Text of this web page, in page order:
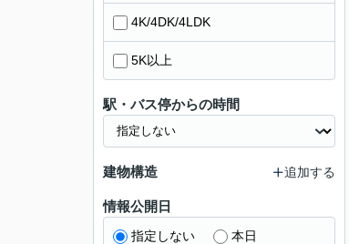
4K/4DK/4LDK
5K以上
駅・バス停からの時間
建物構造 追加する
情報公開日
指定しない 本日